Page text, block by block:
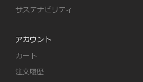
サステナビリティ
アカウント
カート
注文履歴